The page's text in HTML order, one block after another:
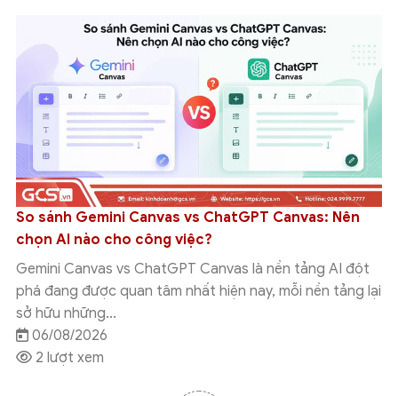
Cập nhật tính năng mới của Google Workspace
trong tuần 27/07 – 31/07/2026
Trong tuần 27/07 - 31/07/2026, Google tiếp tục bổ sung
nhiều tính năng mới của Google Workspace nhằm tối ưu
cách người dùng làm việc,...
05/08/2026
12 lượt xem